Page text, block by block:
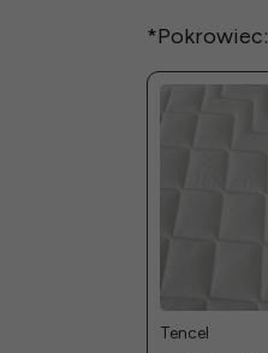
*Pokrowiec:
Tencel